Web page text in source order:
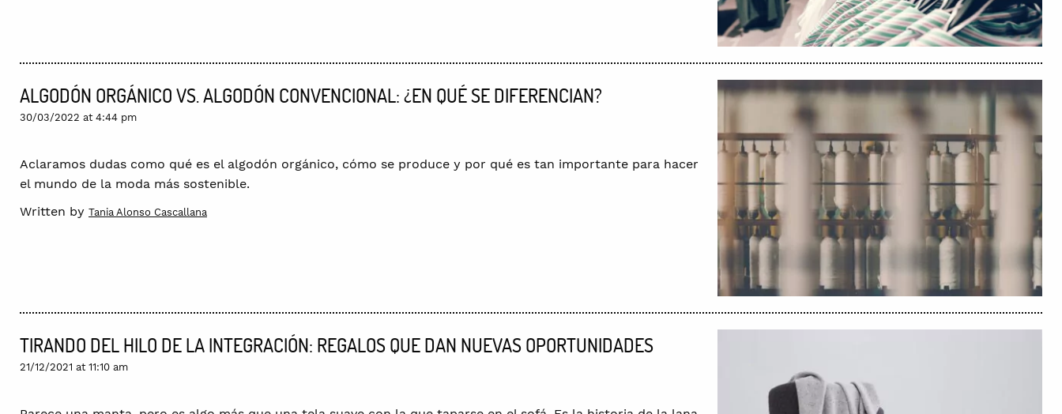
ALGODÓN ORGÁNICO VS. ALGODÓN CONVENCIONAL: ¿EN QUÉ SE DIFERENCIAN?
30/03/2022 at 4:44 pm
Aclaramos dudas como qué es el algodón orgánico, cómo se produce y por qué es tan importante para hacer
el mundo de la moda más sostenible.
Written by Tania Alonso Cascallana
TIRANDO DEL HILO DE LA INTEGRACIÓN: REGALOS QUE DAN NUEVAS OPORTUNIDADES
21/12/2021 at 11:10 am